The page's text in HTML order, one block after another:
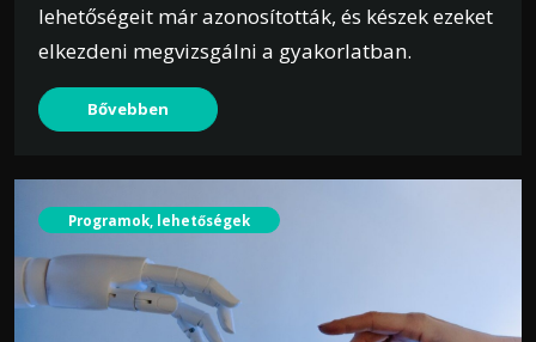
lehetőségeit már azonosították, és készek ezeket
elkezdeni megvizsgálni a gyakorlatban.
Bővebben
Programok, lehetőségek